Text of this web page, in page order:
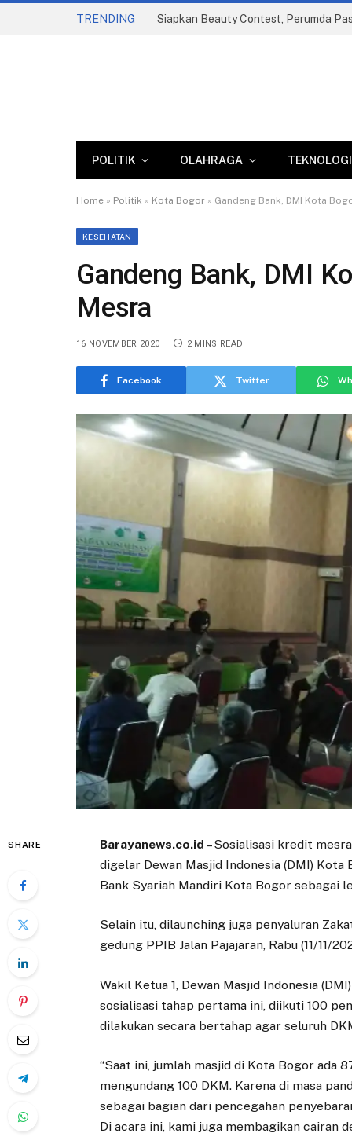
TRENDING
POLITIK OLAHRAGA TEKNOLOGI
Home » Politik » Kota Bogor » Gandeng Bank, DMI Kota
KESEHATAN
Gandeng Bank, DMI
Mesra
16 NOVEMBER 2020 2 MINS READ
Facebook Twitter
SHARE Barayanews.co.id – Sosialisasi kredit
digelar Dewan Masjid Indonesia (DMI)
Bank Syariah Mandiri Kota Bogor sebagai
Selain itu, dilaunching juga penyaluran
gedung PPIB Jalan Pajajaran, Rabu (11/11/
Wakil Ketua 1, Dewan Masjid Indonesia
sosialisasi tahap pertama ini, diikuti 100
dilakukan secara bertahap agar seluruh
“Saat ini, jumlah masjid di Kota Bogor ada
mengundang 100 DKM. Karena di masa
sebagai bagian dari pencegahan
Di acara ini, kami juga membagikan cairan